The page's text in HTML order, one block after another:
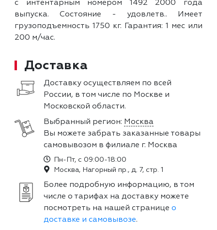
с интентарным номером 1492 2000 года
выпуска. Состояние - удовлетв.. Имеет
грузоподъемность 1750 кг. Гарантия: 1 мес или
200 м/час.
Доставка
Доставку осуществляем по всей
России, в том числе по Москве и
Московской области.
Выбранный регион: Москва
Вы можете забрать заказанные товары
самовывозом в филиале г. Москва
Пн-Пт, с 09:00-18:00
Москва, Нагорный пр., д. 7, стр. 1
Более подробную информацию, в том
числе о тарифах на доставку можете
посмотреть на нашей странице о
доставке и самовывозе.